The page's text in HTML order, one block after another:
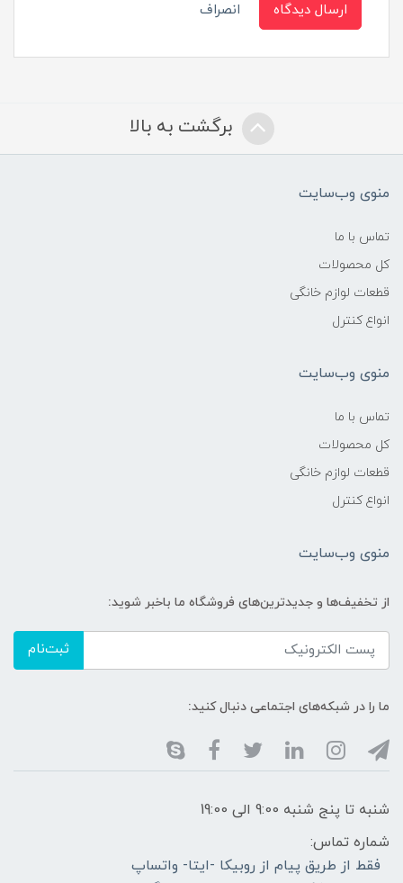
ارسال دیدگاه انصراف
برگشت به بالا
منوی وب‌سایت
تماس با ما
کل محصولات
قطعات لوازم خانگی
انواع کنترل
منوی وب‌سایت
تماس با ما
کل محصولات
قطعات لوازم خانگی
انواع کنترل
منوی وب‌سایت
از تخفیف‌ها و جدیدترین‌های فروشگاه ما باخبر شوید:
ثبت‌نام
ما را در شبکه‌های اجتماعی دنبال کنید:
شنبه تا پنج شنبه 9:00 الی 19:00
شماره تماس:
فقط از طریق پیام از روبیکا -ایتا- واتساپ